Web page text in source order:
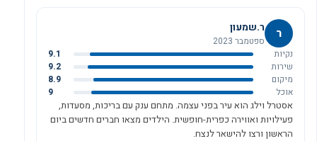
ר ר.שמעון
ספטמבר 2023
נקיות
9.1
שירות
9.2
מיקום
8.9
אוכל
9
אסטרל וילג הוא עיר בפני עצמה. מתחם ענק עם בריכות, מסעדות,
פעילויות ואווירה כפרית-חופשית. הילדים מצאו חברים חדשים ביום
הראשון ורצו להישאר לנצח.